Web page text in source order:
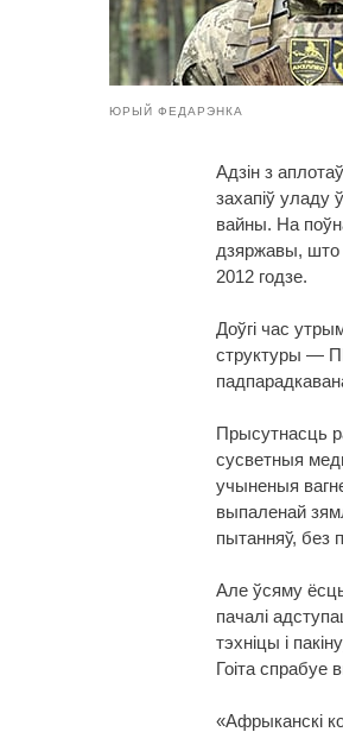
ЮРЫЙ ФЕДАРЭНКА
Адзін з
захапіў уладу
вайны. На
дзяржавы, што
2012 годзе.
Доўгі час
структуры —
Прысутнасць
сусветныя
учыненыя
выпаленай
пытанняў, без
Але ўсяму ёсць
пачалі
тэхніцы і
Гоіта спрабуе
«Афрыканскі